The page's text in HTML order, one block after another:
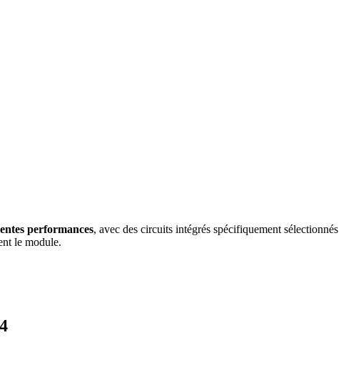
performances, avec des circuits intégrés spécifiquement sélectionnés
le module.